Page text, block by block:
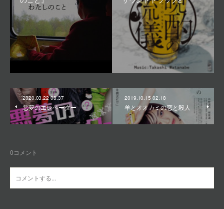
2020.03.22 08:37
悪夢のエレベーター
2019.10.15 02:18
羊とオオカミの恋と殺人
0コメント